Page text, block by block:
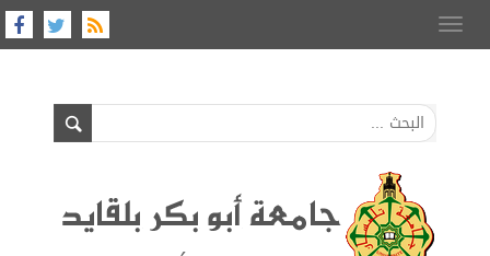
Toggle
navigation